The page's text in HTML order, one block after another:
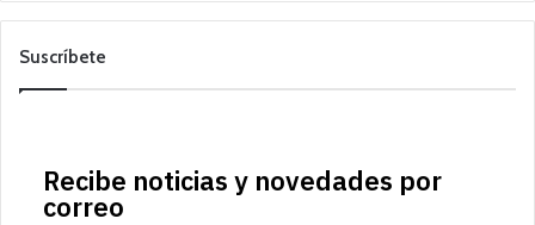
Suscríbete
Recibe noticias y novedades por
correo